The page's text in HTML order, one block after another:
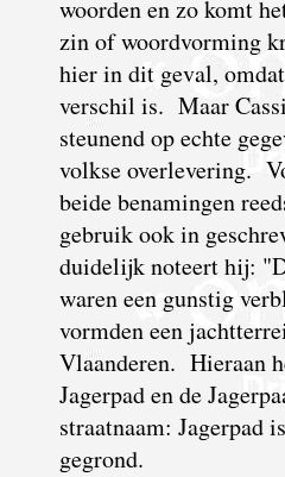
woorden en zo komt
zin of woordvorming
hier in dit geval,
verschil is. Maar
steunend op echte
volkse overlevering.
beide benamingen
gebruik ook in
duidelijk noteert hij:
waren een gunstig
vormden een
Vlaanderen. Hieraan
Jagerpad en de
straatnaam: Jagerpad
gegrond.